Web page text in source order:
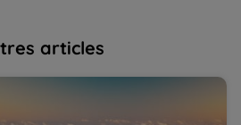
articles
états | La Balaguère